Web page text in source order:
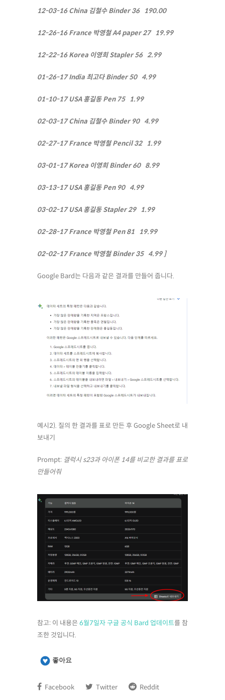
12-03-16 China 김철수 Binder 36 190.00
12-26-16 France 박영철A4 paper27 19.99
12-22-16 Korea 이영희 Stapler 56 2.99
01-26-17 India 최고다 Binder 50 4.99
01-10-17 USA 홍길동 Pen 75 1.99
02-03-17 China 김철수 Binder 90 4.99
02-27-17 France 박영철 Pencil 32 1.99
03-01-17 Korea 이영희 Binder 60 8.99
03-13-17 USA 홍길동 Pen 90 4.99
03-02-17 USA 홍길동 Stapler29 1.99
02-28-17 France 박영철 Pen 81 19.99
02-02-17 France 박영철 Binder 35 4.99 ]
Google Bard는 다음과 같은 결과를 만들어 줍니다.
예시2). 질의 한 결과를 표로 만든 후 Google Sheet로 내
보내기
Prompt: 갤럭시 s23과 아이폰 14를 비교한 결과를 표로
만들어줘
참고: 이 내용은 6월7일자 구글 공식 Bard 업데이트를 참
조한 것입니다.
좋아요
Facebook Twitter Reddit